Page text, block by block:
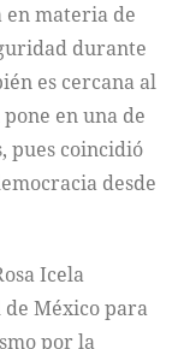
en materia de
durante
es cercana al
en una de
pues coincidió
desde
Icela
de México para
por la